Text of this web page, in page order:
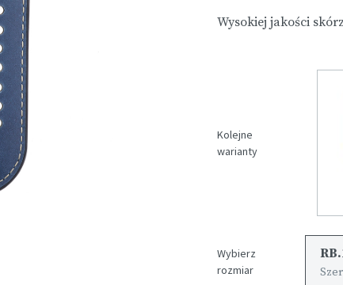
Wysokiej jakości
Kolejne
warianty
Wybierz
rozmiar